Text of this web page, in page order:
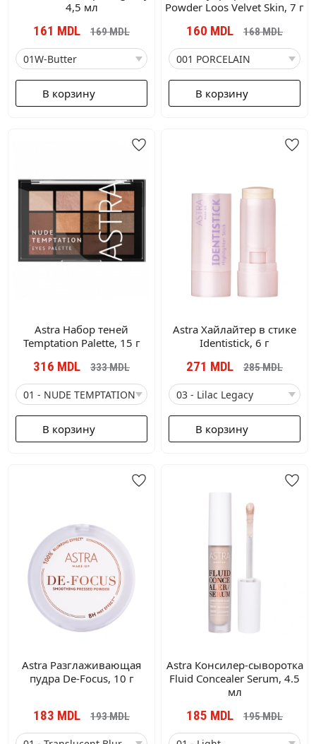
4,5 мл
161 MDL 169MDL
В корзину
Powder Loos Velvet Skin, 7 г
160 MDL 168MDL
В корзину
Astra Набор теней
Temptation Palette, 15 г
316 MDL 333MDL
В корзину
Astra Хайлайтер в стике
Identistick, 6 г
271 MDL 285MDL
В корзину
Astra Разглаживающая
пудра De-Focus, 10 г
183 MDL 193MDL
Astra Консилер-сыворотка
Fluid Concealer Serum, 4.5
мл
185 MDL 195MDL